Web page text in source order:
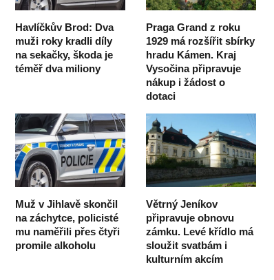
Havlíčkův Brod: Dva
muži roky kradli díly
na sekačky, škoda je
téměř dva miliony
Praga Grand z roku
1929 má rozšířit sbírky
hradu Kámen. Kraj
Vysočina připravuje
nákup i žádost o
dotaci
Muž v Jihlavě skončil
na záchytce, policisté
mu naměřili přes čtyři
promile alkoholu
Větrný Jeníkov
připravuje obnovu
zámku. Levé křídlo má
sloužit svatbám i
kulturním akcím